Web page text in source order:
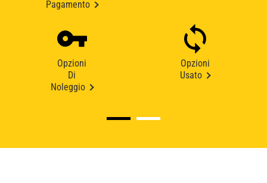
Pagamento
Opzioni
Di
Noleggio
Opzioni
Usato